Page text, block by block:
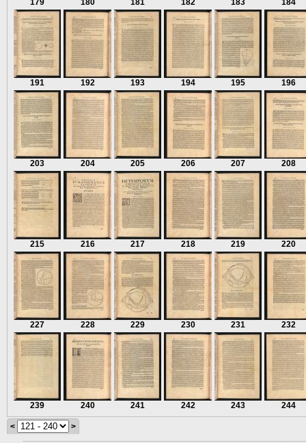
179 180 181 182 183 184
191 192 193 194 195 196
203 204 205 206 207 208
215 216 217 218 219 220
227 228 229 230 231 232
239 240 241 242 243 244
< >